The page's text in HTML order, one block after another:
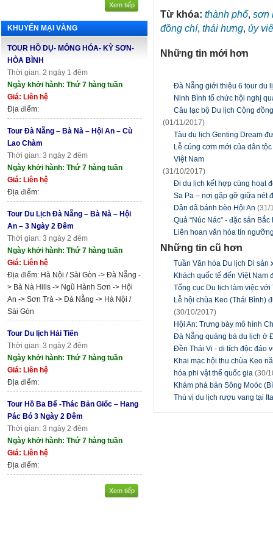
Xem tiếp
KHUYẾN MẠI VÀNG
TOUR HỒ DỤ- MÔNG HÓA- KỲ SƠN-
HÒA BÌNH
Thời gian: 2 ngày 1 đêm
Ngày khởi hành: Thứ 7 hàng tuần
Giá: Liên hệ
Địa điểm:
Tour Đà Nẵng – Bà Nà – Hội An – Cù
Lao Chàm
Thời gian: 3 ngày 2 đêm
Ngày khởi hành: Thứ 7 hàng tuần
Giá: Liên hệ
Địa điểm:
Tour Du Lịch Đà Nẵng – Bà Nà – Hội
An – 3 Ngày 2 Đêm
Thời gian: 3 ngày 2 đêm
Ngày khởi hành: Thứ 7 hàng tuần
Giá: Liên hệ
Địa điểm: Hà Nội / Sài Gòn -> Đà Nẵng -
> Bà Nà Hills -> Ngũ Hành Sơn -> Hội
An -> Sơn Trà -> Đà Nẵng -> Hà Nội /
Sài Gòn
Tour Du lịch Hải Tiến
Thời gian: 3 ngày 2 đêm
Ngày khởi hành: Thứ 7 hàng tuần
Giá: Liên hệ
Địa điểm:
Tour Hồ Ba Bể -Thác Bản Giốc – Hang
Pác Bó 3 Ngày 2 Đêm
Thời gian: 3 ngày 2 đêm
Ngày khởi hành: Thứ 7 hàng tuần
Giá: Liên hệ
Địa điểm:
Xem tiếp
Từ khóa: thành phố, sơn
đồng chí, thái hưng, ủy
Những tin mới hơn
Đà Nẵng giới thiệu 6 tour du
Ninh Bình tổ chức hội nghị
Câu lạc bộ Du lịch Cộng
(01/11/2017)
Tàu du lịch Genting Dream
Lễ cúng cơm mới của dân
Việt Nam
(31/10/2017)
Đi du lịch kết hợp cùng hoạt
Sa Pa – nơi gặp gỡ giữa nét
Dân dã bánh bèo Hội An (31/
Quả “Núc Nác” - đặc sản Bắc
Liên hoan văn hóa tín
Những tin cũ hơn
Tuần Văn hóa Du lịch Di
Khách quốc tế đến Việt
Tổng cục Du lịch làm việc
Lễ hội chùa Keo (Thái Bình)
(30/10/2017)
Hội An: Trưng bày mô hình
Đà Nẵng quảng bá du lịch ở
Đền Thái Vi - di tích độc đáo
Khai mạc hội thu chùa Keo
hóa phi vật thể quốc gia (30/
Khám phá bản Sông Moóc
Thú vị du lịch rượu vang tại